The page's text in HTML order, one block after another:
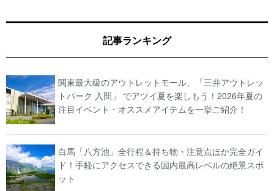
記事ランキング
関東最大級のアウトレットモール、「三井アウトレッ
トパーク 入間」 でアツイ夏を楽しもう！2026年夏の
注目イベント・オススメアイテムを一挙ご紹介！
白馬「八方池」全行程＆持ち物・注意点ほか完全ガイ
ド！手軽にアクセスできる国内最高レベルの絶景スポ
ット